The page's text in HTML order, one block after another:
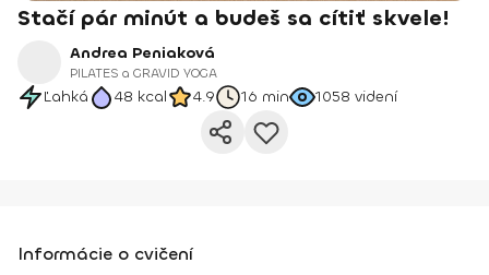
Stačí pár minút a budeš sa cítiť skvele!
Andrea Peniaková
PILATES a GRAVID YOGA
Ľahká 48 kcal 4.9 16 min 1058 videní
Informácie o cvičení